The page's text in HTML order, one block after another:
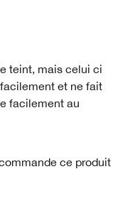
teint, mais celui ci
et ne fait
facilement au
ce produit